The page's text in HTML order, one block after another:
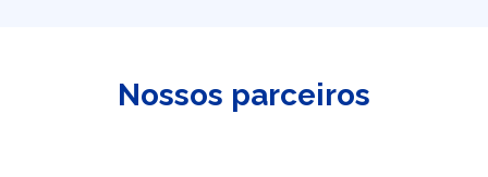
Nossos parceiros